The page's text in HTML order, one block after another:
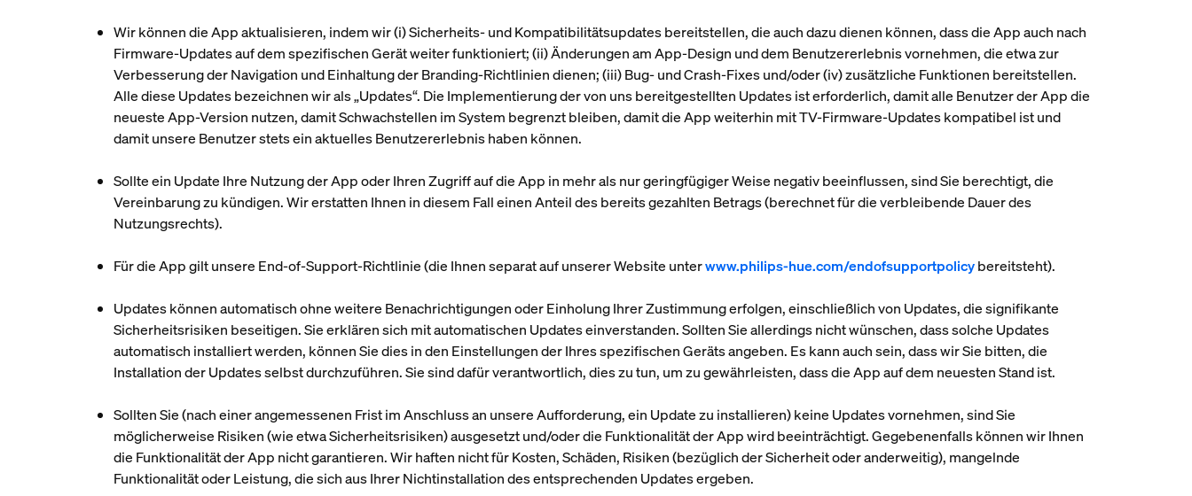
Wir können die App aktualisieren, indem wir (i) Sicherheits- und Kompatibilitätsupdates bereitstellen, die auch dazu dienen können, dass die App auch nach
Firmware-Updates auf dem spezifischen Gerät weiter funktioniert; (ii) Änderungen am App-Design und dem Benutzererlebnis vornehmen, die etwa zur
Verbesserung der Navigation und Einhaltung der Branding-Richtlinien dienen; (iii) Bug- und Crash-Fixes und/oder (iv) zusätzliche Funktionen bereitstellen.
Alle diese Updates bezeichnen wir als „Updates“. Die Implementierung der von uns bereitgestellten Updates ist erforderlich, damit alle Benutzer der App die
neueste App-Version nutzen, damit Schwachstellen im System begrenzt bleiben, damit die App weiterhin mit TV-Firmware-Updates kompatibel ist und
damit unsere Benutzer stets ein aktuelles Benutzererlebnis haben können.
Sollte ein Update Ihre Nutzung der App oder Ihren Zugriff auf die App in mehr als nur geringfügiger Weise negativ beeinflussen, sind Sie berechtigt, die
Vereinbarung zu kündigen. Wir erstatten Ihnen in diesem Fall einen Anteil des bereits gezahlten Betrags (berechnet für die verbleibende Dauer des
Nutzungsrechts).
Für die App gilt unsere End-of-Support-Richtlinie (die Ihnen separat auf unserer Website unterwww.philips-hue.com/endofsupportpolicybereitsteht).
Updates können automatisch ohne weitere Benachrichtigungen oder Einholung Ihrer Zustimmung erfolgen, einschließlich von Updates, die signifikante
Sicherheitsrisiken beseitigen. Sie erklären sich mit automatischen Updates einverstanden. Sollten Sie allerdings nicht wünschen, dass solche Updates
automatisch installiert werden, können Sie dies in den Einstellungen der Ihres spezifischen Geräts angeben. Es kann auch sein, dass wir Sie bitten, die
Installation der Updates selbst durchzuführen. Sie sind dafür verantwortlich, dies zu tun, um zu gewährleisten, dass die App auf dem neuesten Stand ist.
Sollten Sie (nach einer angemessenen Frist im Anschluss an unsere Aufforderung, ein Update zu installieren) keine Updates vornehmen, sind Sie
möglicherweise Risiken (wie etwa Sicherheitsrisiken) ausgesetzt und/oder die Funktionalität der App wird beeinträchtigt. Gegebenenfalls können wir Ihnen
die Funktionalität der App nicht garantieren. Wir haften nicht für Kosten, Schäden, Risiken (bezüglich der Sicherheit oder anderweitig), mangelnde
Funktionalität oder Leistung, die sich aus Ihrer Nichtinstallation des entsprechenden Updates ergeben.